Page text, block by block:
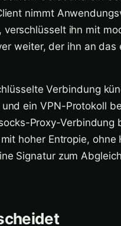
nimmt
ihn mit
weiter, der ihn an das
Verbindung
ein VPN-Protokoll
Proxy-Verbindung
hoher Entropie, ohne
Signatur zum